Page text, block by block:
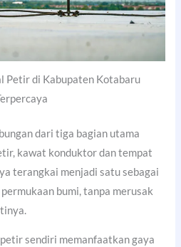
Petir di Kabupaten Kotabaru
dari tiga bagian utama
kawat konduktor dan tempat
terangkai menjadi satu sebagai
bumi, tanpa merusak
sendiri memanfaatkan gaya